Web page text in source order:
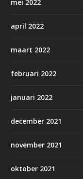
mei 2022
april 2022
maart 2022
februari 2022
januari 2022
december 2021
november 2021
oktober 2021